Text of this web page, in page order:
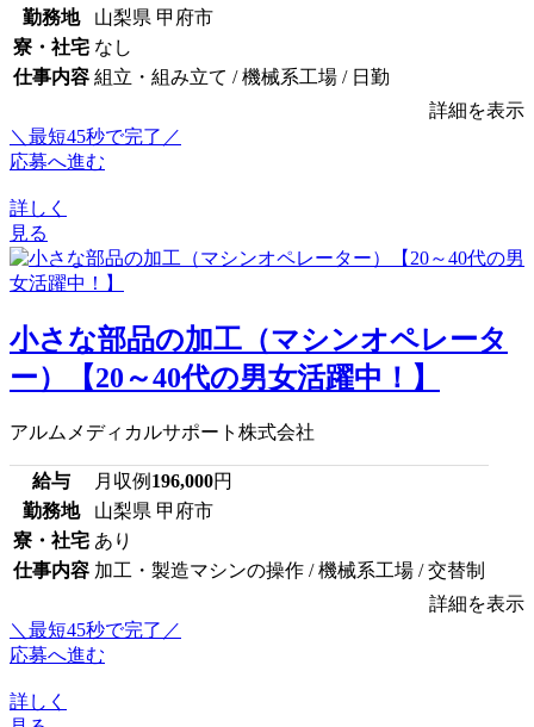
勤務地
山梨県 甲府市
寮・社宅 なし
仕事内容 組立・組み立て / 機械系工場 / 日勤
詳細を表示
＼最短45秒で完了／
応募へ進む
詳しく
見る
小さな部品の加工（マシンオペレータ
ー）【20～40代の男女活躍中！】
アルムメディカルサポート株式会社
給与 月収例 196,000円
勤務地
山梨県 甲府市
寮・社宅 あり
仕事内容 加工・製造マシンの操作 / 機械系工場 / 交替制
詳細を表示
＼最短45秒で完了／
応募へ進む
詳しく